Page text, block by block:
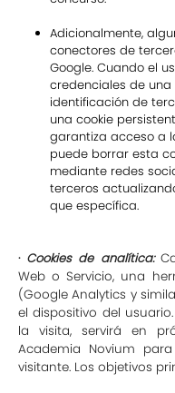
Adicionalmente,
conectores de
Google. Cuando el
credenciales de
identificación de
una cookie
garantiza acceso a
puede borrar esta
mediante redes
terceros
que específica.
· Cookies de analítica:
Web o Servicio, una
(Google Analytics y
el dispositivo del
la visita, servirá en
Academia Novium
visitante. Los objetivos